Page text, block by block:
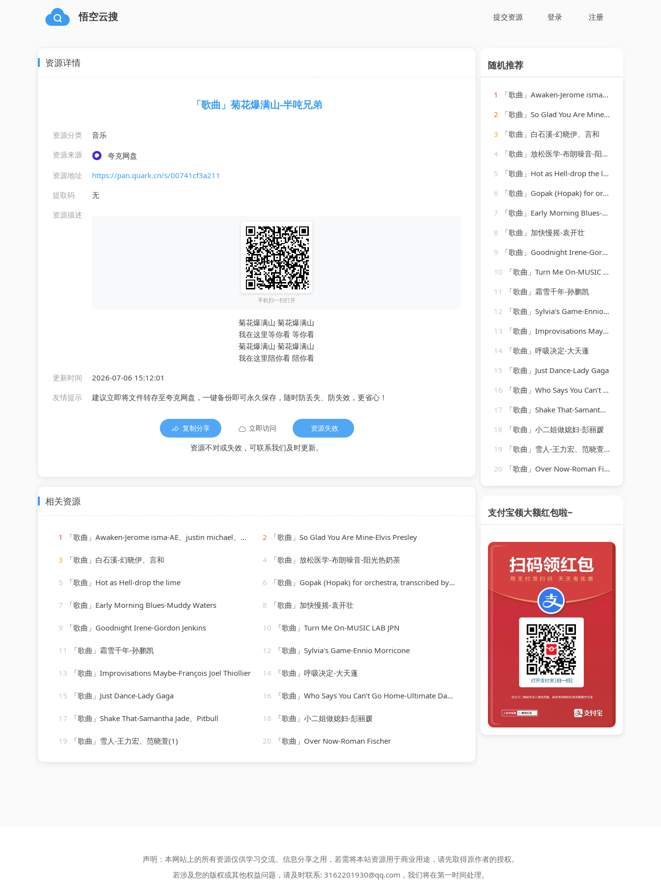
悟空云搜 提交资源 登录 注册
资源详情
「歌曲」菊花爆满山-半吨兄弟
资源分类
音乐
资源来源
夸克网盘
资源地址
https://pan.quark.cn/s/00741cf3a211
提取码
无
资源描述
手机扫一扫打开
菊花爆满山 菊花爆满山
我在这里等你看 等你看
菊花爆满山 菊花爆满山
我在这里陪你看 陪你看
更新时间
2026-07-06 15:12:01
友情提示
建议立即将文件转存至夸克网盘，一键备份即可永久保存，随时防丢失、防失效，更省心！
复制分享 立即访问 资源失效
资源不对或失效，可联系我们及时更新。
相关资源
1 「歌曲」Awaken-Jerome isma-AE、justin michael、Novi 2 「歌曲」So Glad You Are Mine-Elvis Presley
3 「歌曲」白石溪-幻晓伊、言和 4 「歌曲」放松医学-布朗噪音-阳光热奶茶
5 「歌曲」Hot as Hell-drop the lime 6 「歌曲」Gopak (Hopak) for orchestra, transcribed by Liadov
7 「歌曲」Early Morning Blues-Muddy Waters 8 「歌曲」加快慢摇-袁开壮
9 「歌曲」Goodnight Irene-Gordon Jenkins 10 「歌曲」Turn Me On-MUSIC LAB JPN
11 「歌曲」霜雪千年-孙鹏凯 12 「歌曲」Sylvia's Game-Ennio Morricone
13 「歌曲」Improvisations Maybe-François Joel Thiollier 14 「歌曲」呼吸决定-大天蓬
15 「歌曲」Just Dance-Lady Gaga 16 「歌曲」Who Says You Can’t Go Home-Ultimate Dance Hits(1)
17 「歌曲」Shake That-Samantha Jade、Pitbull 18 「歌曲」小二姐做媳妇-彭丽媛
19 「歌曲」雪人-王力宏、范晓萱(1) 20 「歌曲」Over Now-Roman Fischer
随机推荐
1
「歌曲」Awaken-Jerome isma-AE、justin michael、Novi
2
「歌曲」So Glad You Are Mine-Elvis Presley
3
「歌曲」白石溪-幻晓伊、言和
4
「歌曲」放松医学-布朗噪音-阳光热奶茶
5
「歌曲」Hot as Hell-drop the lime
6
「歌曲」Gopak (Hopak) for orchestra, transcribed by Liadov
7
「歌曲」Early Morning Blues-Muddy Waters
8
「歌曲」加快慢摇-袁开壮
9
「歌曲」Goodnight Irene-Gordon Jenkins
10
「歌曲」Turn Me On-MUSIC LAB JPN
11
「歌曲」霜雪千年-孙鹏凯
12
「歌曲」Sylvia's Game-Ennio Morricone
13
「歌曲」Improvisations Maybe-François Joel Thiollier
14
「歌曲」呼吸决定-大天蓬
15
「歌曲」Just Dance-Lady Gaga
16
「歌曲」Who Says You Can’t Go Home-Ultimate Dance Hits(1)
17
「歌曲」Shake That-Samantha Jade、Pitbull
18
「歌曲」小二姐做媳妇-彭丽媛
19
「歌曲」雪人-王力宏、范晓萱(1)
20
「歌曲」Over Now-Roman Fischer
支付宝领大额红包啦~
声明：本网站上的所有资源仅供学习交流、信息分享之用，若需将本站资源用于商业用途，请先取得原作者的授权。
若涉及您的版权或其他权益问题，请及时联系: 3162201930@qq.com ，我们将在第一时间处理。